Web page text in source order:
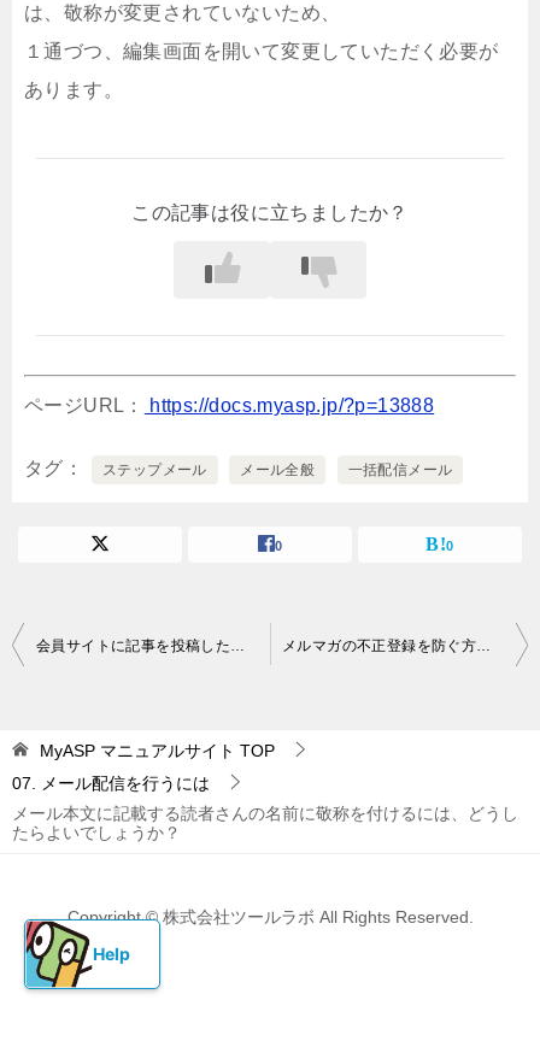
は、敬称が変更されていないため、
１通づつ、編集画面を開いて変更していただく必要が
あります。
この記事は役に立ちましたか？
ページURL： https://docs.myasp.jp/?p=13888
タグ ステップメール メール全般 一括配信メール
0 0
投
ビ
ゲ
ー
ン
MyASP マニュアルサイト TOP
07. メール配信を行うには
メール本文に記載する読者さんの名前に敬称を付けるには、どうし
たらよいでしょうか？
Copyright © 株式会社ツールラボ All Rights Reserved.